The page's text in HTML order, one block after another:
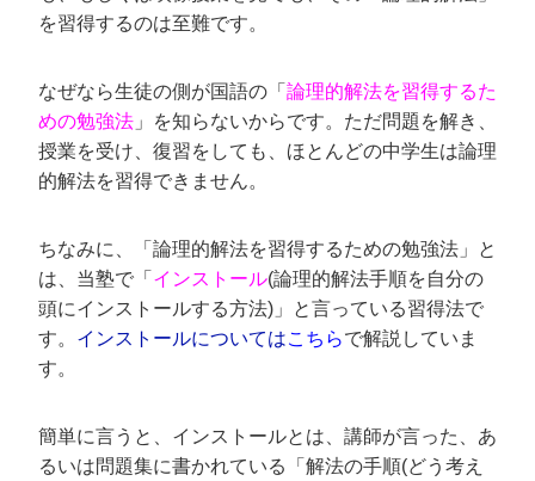
を習得するのは至難です。
なぜなら生徒の側が国語の「 論理的解法を習得するた
めの勉強法 」を知らないからです。ただ問題を解き、
授業を受け、復習をしても、ほとんどの中学生は論理
的解法を習得できません。
ちなみに、「論理的解法を習得するための勉強法」と
は、当塾で「 インストール(論理的解法手順を自分の
頭にインストールする方法)」と言っている習得法で
す。 インストールについてはこちらで解説していま
す。
簡単に言うと、インストールとは、講師が言った、あ
るいは問題集に書かれている「解法の手順(どう考え